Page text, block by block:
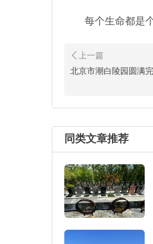
每个生命都是
北京市潮白陵园圆满
同类文章推荐